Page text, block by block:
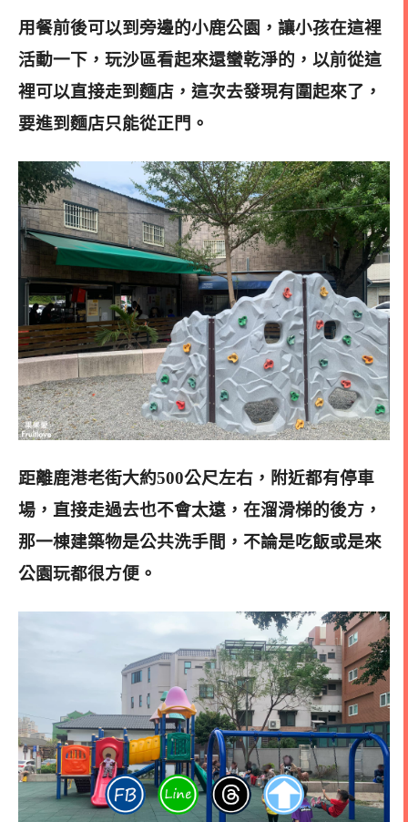
用餐前後可以到旁邊的小鹿公園，讓小孩在這裡
活動一下，玩沙區看起來還蠻乾淨的，以前從這
裡可以直接走到麵店，這次去發現有圍起來了，
要進到麵店只能從正門。
距離鹿港老街大約500公尺左右，附近都有停車
場，直接走過去也不會太遠，在溜滑梯的後方，
那一棟建築物是公共洗手間，不論是吃飯或是來
公園玩都很方便。